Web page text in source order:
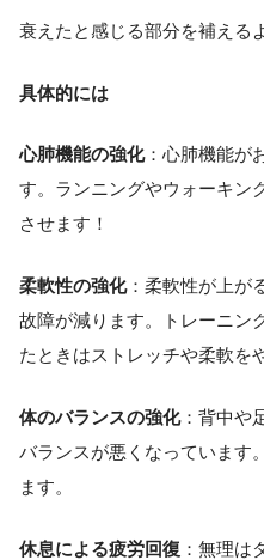
衰えたと感じる部分を補える
具体的には
心肺機能の強化：心肺機能が
す。ランニングやウォーキン
させます！
柔軟性の強化：柔軟性が上が
故障が減ります。トレーニン
たときはストレッチや柔軟を
体のバランスの強化：背中や
バランスが悪くなっています
ます。
休息による疲労回復 ：無理は